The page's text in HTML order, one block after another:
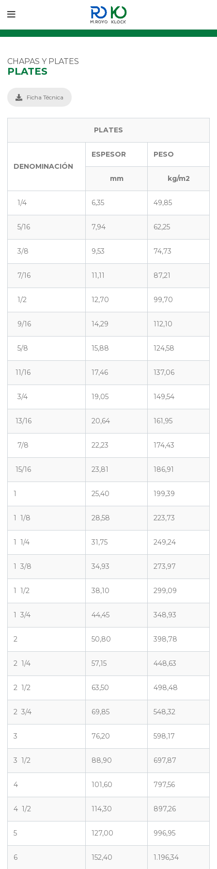
CHAPAS Y PLATES
PLATES
Ficha Técnica
PLATES
DENOMINACIÓN
ESPESOR PESO
mm kg/m2
1/4 6,35 49,85
5/16 7,94 62,25
3/8 9,53 74,73
7/16 11,11 87,21
1/2 12,70 99,70
9/16 14,29 112,10
5/8 15,88 124,58
11/16 17,46 137,06
3/4 19,05 149,54
13/16 20,64 161,95
7/8 22,23 174,43
15/16 23,81 186,91
1 25,40 199,39
1 1/8 28,58 223,73
1 1/4 31,75 249,24
1 3/8 34,93 273,97
1 1/2 38,10 299,09
1 3/4 44,45 348,93
2 50,80 398,78
2 1/4 57,15 448,63
2 1/2 63,50 498,48
2 3/4 69,85 548,32
3 76,20 598,17
3 1/2 88,90 697,87
4 101,60 797,56
4 1/2 114,30 897,26
5 127,00 996,95
6 152,40 1.196,34